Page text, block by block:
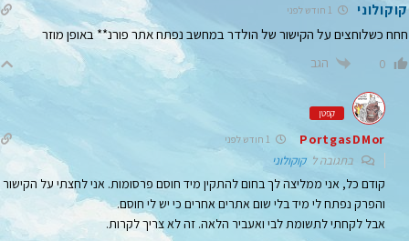
קוקולוני
חחח כשלוחצים על הקישור של הולדר במחשב נפתח אתר פורנ** באופן מוזר
0 הגב
קפטן
PortgasDMor
בתגובה לקוקולוני
קודם כל, אני ממליצה לך בחום להתקין מיד חוסם פרסומות. אני לחצתי על הקישור
והפרק נפתח לי מיד בלי שום אתרים אחרים כי יש לי חוסם.
אבל לקחתי לתשומת לבי ואעביר הלאה. זה לא צריך לקרות.